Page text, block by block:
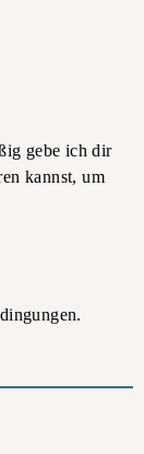
gebe ich dir
kannst, um